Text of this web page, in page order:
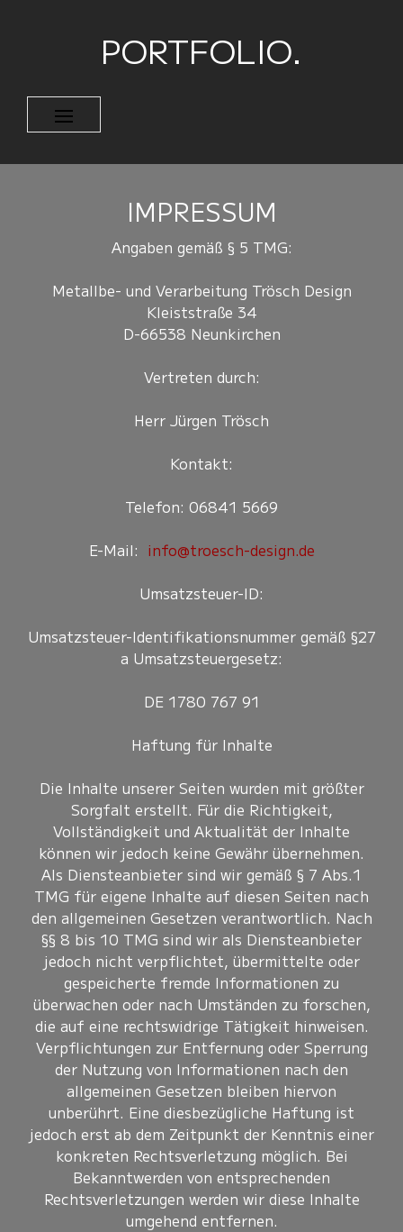
PORTFOLIO.
IMPRESSUM
Angaben gemäß § 5 TMG:
Metallbe- und Verarbeitung Trösch Design
Kleiststraße 34
D-66538 Neunkirchen
Vertreten durch:
Herr Jürgen Trösch
Kontakt:
Telefon: 06841 5669
E-Mail: info@troesch-design.de
Umsatzsteuer-ID:
Umsatzsteuer-Identifikationsnummer gemäß §27
a Umsatzsteuergesetz:
DE 1780 767 91
Haftung für Inhalte
Die Inhalte unserer Seiten wurden mit größter
Sorgfalt erstellt. Für die Richtigkeit,
Vollständigkeit und Aktualität der Inhalte
können wir jedoch keine Gewähr übernehmen.
Als Diensteanbieter sind wir gemäß § 7 Abs.1
TMG für eigene Inhalte auf diesen Seiten nach
den allgemeinen Gesetzen verantwortlich. Nach
§§ 8 bis 10 TMG sind wir als Diensteanbieter
jedoch nicht verpflichtet, übermittelte oder
gespeicherte fremde Informationen zu
überwachen oder nach Umständen zu forschen,
die auf eine rechtswidrige Tätigkeit hinweisen.
Verpflichtungen zur Entfernung oder Sperrung
der Nutzung von Informationen nach den
allgemeinen Gesetzen bleiben hiervon
unberührt. Eine diesbezügliche Haftung ist
jedoch erst ab dem Zeitpunkt der Kenntnis einer
konkreten Rechtsverletzung möglich. Bei
Bekanntwerden von entsprechenden
Rechtsverletzungen werden wir diese Inhalte
umgehend entfernen.